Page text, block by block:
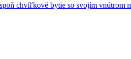
chvíľkové bytie so svojím